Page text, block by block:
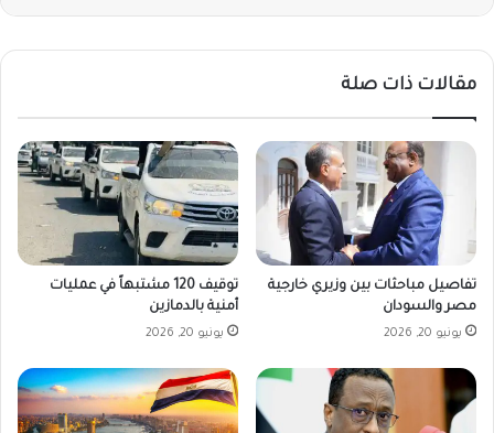
مقالات ذات صلة
تفاصيل مباحثات بين وزيري خارجية
مصر والسودان
يونيو 20, 2026
توقيف 120 مشتبهاً في عمليات
أمنية بالدمازين
يونيو 20, 2026